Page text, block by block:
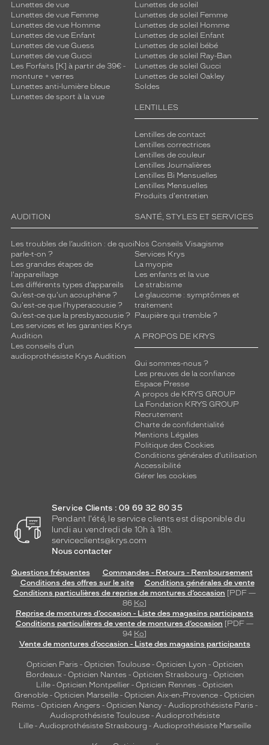
Lunettes de vue
Lunettes de vue Femme
Lunettes de vue Homme
Lunettes de vue Enfant
Lunettes de vue Guess
Lunettes de vue Gucci
Les Forfaits [K] à partir de 39€ -
monture + verres
Lunettes anti-lumière bleue
Lunettes de sport à la vue
Lunettes de soleil
Lunettes de soleil Femme
Lunettes de soleil Homme
Lunettes de soleil Enfant
Lunettes de soleil bébé
Lunettes de soleil Ray-Ban
Lunettes de soleil Gucci
Lunettes de soleil Oakley
Soldes
LENTILLES
Lentilles de contact
Lentilles correctrices
Lentilles de couleur
Lentilles Journalières
Lentilles Bi Mensuelles
Lentilles Mensuelles
Produits d'entretien
AUDITION
Les troubles de l’audition : de quoi
parle-t-on ?
Les grandes étapes de
l'appareillage
Les différents types d’appareils
Qu’est-ce qu'un acouphène ?
Qu'est-ce que l'hyperacousie ?
Qu’est-ce que la presbyacousie ?
Les services et les garanties Krys
Audition
Les conseils d'un
audioprothésiste Krys Audition
SANTÉ, STYLES ET SERVICES
Nos Conseils Visagisme
Services Krys
La myopie
Les enfants et la vue
Le strabisme
Le glaucome : symptômes et
traitement
Paupière qui tremble ?
A PROPOS DE KRYS
Qui sommes-nous ?
Les preuves de la confiance
Espace Presse
A propos de KRYS GROUP
La Fondation KRYS GROUP
Recrutement
Charte de confidentialité
Mentions Légales
Politique des Cookies
Conditions générales d'utilisation
Accessibilité
Gérer les cookies
Service Clients : 09 69 32 80 35
Pendant l'été, le service clients est disponible du
lundi au vendredi de 10h à 18h.
serviceclients@krys.com
Nous contacter
Questions fréquentes
Commandes - Retours - Remboursement
Conditions des offres sur le site
Conditions générales de vente
Conditions particulières de reprise de montures d’occasion [PDF —
86 Ko]
Reprise de montures d’occasion - Liste des magasins participants
Conditions particulières de vente de montures d’occasion [PDF —
94 Ko]
Vente de montures d’occasion - Liste des magasins participants
Opticien Paris - Opticien Toulouse- Opticien Lyon - Opticien
Bordeaux- Opticien Nantes - Opticien Strasbourg - Opticien
Lille - Opticien Montpellier - Opticien Rennes - Opticien
Grenoble - Opticien Marseille - Opticien Aix-en-Provence - Opticien
Reims - Opticien Angers - Opticien Nancy - Audioprothésiste Paris -
Audioprothésiste Toulouse- Audioprothésiste
Lille- Audioprothésiste Strasbourg - Audioprothésiste Marseille